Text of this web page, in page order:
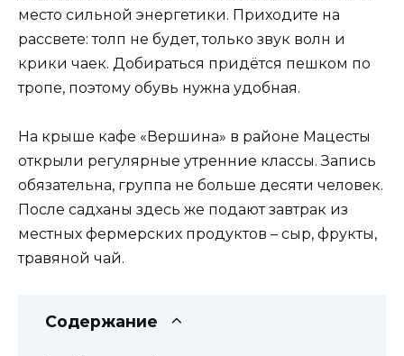
место сильной энергетики. Приходите на
рассвете: толп не будет, только звук волн и
крики чаек. Добираться придётся пешком по
тропе, поэтому обувь нужна удобная.
На крыше кафе «Вершина» в районе Мацесты
открыли регулярные утренние классы. Запись
обязательна, группа не больше десяти человек.
После садханы здесь же подают завтрак из
местных фермерских продуктов – сыр, фрукты,
травяной чай.
Содержание